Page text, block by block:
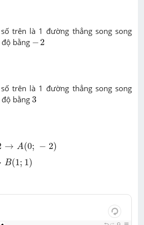
trên là 1 đường thẳng song song
bằng −2
trên là 1 đường thẳng song song
bằng 3
3
→ A(0; − 2)
B(1; 1)